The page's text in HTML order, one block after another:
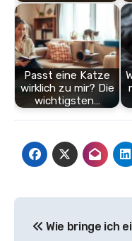
Passt eine Katze
wirklich zu mir? Die
wichtigsten…
Wie bringe ich